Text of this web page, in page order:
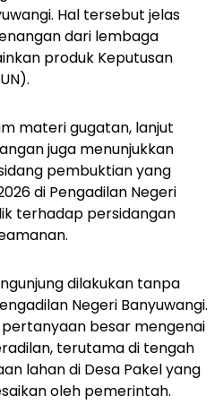
Hal tersebut jelas
dari lembaga
produk Keputusan
materi gugatan, lanjut
juga menunjukkan
pembuktian yang
di Pengadilan Negeri
terhadap persidangan
dilakukan tanpa
Negeri Banyuwangi.
besar mengenai
terutama di tengah
lahan di Desa Pakel yang
oleh pemerintah.